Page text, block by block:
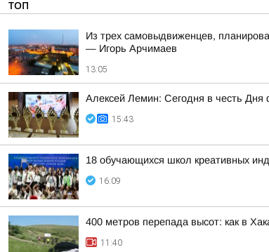
ТОП
Из трех самовыдвиженцев,
— Игорь Арчимаев
13:05
Алексей Лемин: Сегодня в честь Дня
15:43
18 обучающихся школ креативных
16:09
400 метров перепада высот: как в
11:40